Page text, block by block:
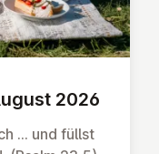
2026
… und füllst